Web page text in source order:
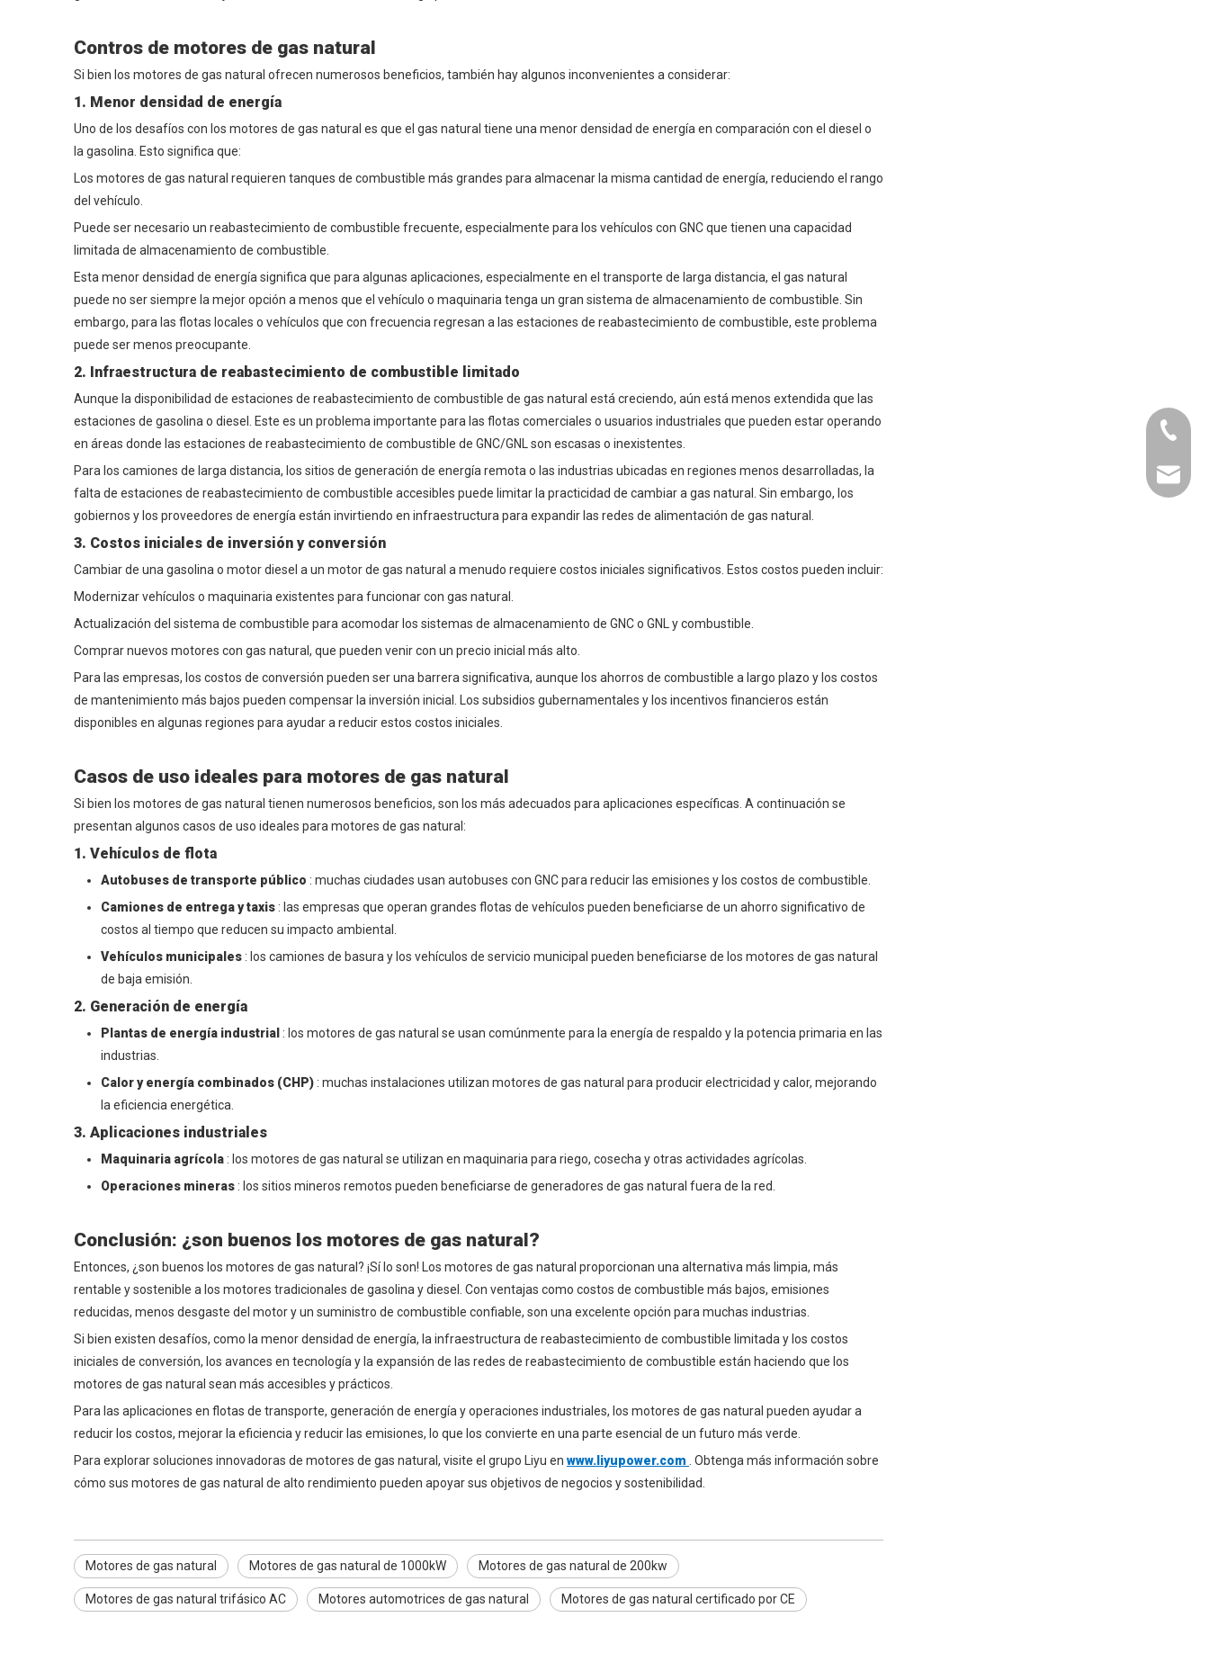
Contros de motores de gas natural
Si bien los motores de gas natural ofrecen numerosos beneficios, también hay algunos inconvenientes a considerar:
1. Menor densidad de energía
Uno de los desafíos con los motores de gas natural es que el gas natural tiene una menor densidad de energía en comparación con el diesel o
la gasolina. Esto significa que:
Los motores de gas natural requieren tanques de combustible más grandes para almacenar la misma cantidad de energía, reduciendo el rango
del vehículo.
Puede ser necesario un reabastecimiento de combustible frecuente, especialmente para los vehículos con GNC que tienen una capacidad
limitada de almacenamiento de combustible.
Esta menor densidad de energía significa que para algunas aplicaciones, especialmente en el transporte de larga distancia, el gas natural
puede no ser siempre la mejor opción a menos que el vehículo o maquinaria tenga un gran sistema de almacenamiento de combustible. Sin
embargo, para las flotas locales o vehículos que con frecuencia regresan a las estaciones de reabastecimiento de combustible, este problema
puede ser menos preocupante.
2. Infraestructura de reabastecimiento de combustible limitado
Aunque la disponibilidad de estaciones de reabastecimiento de combustible de gas natural está creciendo, aún está menos extendida que las
estaciones de gasolina o diesel. Este es un problema importante para las flotas comerciales o usuarios industriales que pueden estar operando
en áreas donde las estaciones de reabastecimiento de combustible de GNC/GNL son escasas o inexistentes.
Para los camiones de larga distancia, los sitios de generación de energía remota o las industrias ubicadas en regiones menos desarrolladas, la
falta de estaciones de reabastecimiento de combustible accesibles puede limitar la practicidad de cambiar a gas natural. Sin embargo, los
gobiernos y los proveedores de energía están invirtiendo en infraestructura para expandir las redes de alimentación de gas natural.
3. Costos iniciales de inversión y conversión
Cambiar de una gasolina o motor diesel a un motor de gas natural a menudo requiere costos iniciales significativos. Estos costos pueden incluir:
Modernizar vehículos o maquinaria existentes para funcionar con gas natural.
Actualización del sistema de combustible para acomodar los sistemas de almacenamiento de GNC o GNL y combustible.
Comprar nuevos motores con gas natural, que pueden venir con un precio inicial más alto.
Para las empresas, los costos de conversión pueden ser una barrera significativa, aunque los ahorros de combustible a largo plazo y los costos
de mantenimiento más bajos pueden compensar la inversión inicial. Los subsidios gubernamentales y los incentivos financieros están
disponibles en algunas regiones para ayudar a reducir estos costos iniciales.
Casos de uso ideales para motores de gas natural
Si bien los motores de gas natural tienen numerosos beneficios, son los más adecuados para aplicaciones específicas. A continuación se
presentan algunos casos de uso ideales para motores de gas natural:
1. Vehículos de flota
Autobuses de transporte público : muchas ciudades usan autobuses con GNC para reducir las emisiones y los costos de combustible.
Camiones de entrega y taxis : las empresas que operan grandes flotas de vehículos pueden beneficiarse de un ahorro significativo de
costos al tiempo que reducen su impacto ambiental.
Vehículos municipales : los camiones de basura y los vehículos de servicio municipal pueden beneficiarse de los motores de gas natural
de baja emisión.
2. Generación de energía
Plantas de energía industrial : los motores de gas natural se usan comúnmente para la energía de respaldo y la potencia primaria en las
industrias.
Calor y energía combinados (CHP) : muchas instalaciones utilizan motores de gas natural para producir electricidad y calor, mejorando
la eficiencia energética.
3. Aplicaciones industriales
Maquinaria agrícola : los motores de gas natural se utilizan en maquinaria para riego, cosecha y otras actividades agrícolas.
Operaciones mineras : los sitios mineros remotos pueden beneficiarse de generadores de gas natural fuera de la red.
Conclusión: ¿son buenos los motores de gas natural?
Entonces, ¿son buenos los motores de gas natural? ¡Sí lo son! Los motores de gas natural proporcionan una alternativa más limpia, más
rentable y sostenible a los motores tradicionales de gasolina y diesel. Con ventajas como costos de combustible más bajos, emisiones
reducidas, menos desgaste del motor y un suministro de combustible confiable, son una excelente opción para muchas industrias.
Si bien existen desafíos, como la menor densidad de energía, la infraestructura de reabastecimiento de combustible limitada y los costos
iniciales de conversión, los avances en tecnología y la expansión de las redes de reabastecimiento de combustible están haciendo que los
motores de gas natural sean más accesibles y prácticos.
Para las aplicaciones en flotas de transporte, generación de energía y operaciones industriales, los motores de gas natural pueden ayudar a
reducir los costos, mejorar la eficiencia y reducir las emisiones, lo que los convierte en una parte esencial de un futuro más verde.
Para explorar soluciones innovadoras de motores de gas natural, visite el grupo Liyu en www.liyupower.com
. Obtenga más información sobre
cómo sus motores de gas natural de alto rendimiento pueden apoyar sus objetivos de negocios y sostenibilidad.
Motores de gas natural Motores de gas natural de 1000kW Motores de gas natural de 200kw
Motores de gas natural trifásico AC Motores automotrices de gas natural Motores de gas natural certificado por CE
+86-